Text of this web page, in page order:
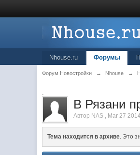
Nhouse.ru Форумы
Форум Новостройки → Nhouse →
.
В Рязани
Автор NAS , Mar 27
Тема находится в архиве. Это